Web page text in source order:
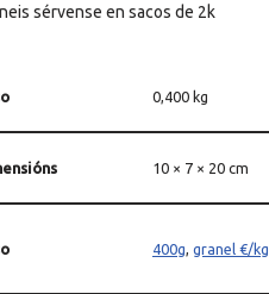
sérvense en sacos de 2k
0,400 kg
10 × 7 × 20 cm
400g granel €/kg